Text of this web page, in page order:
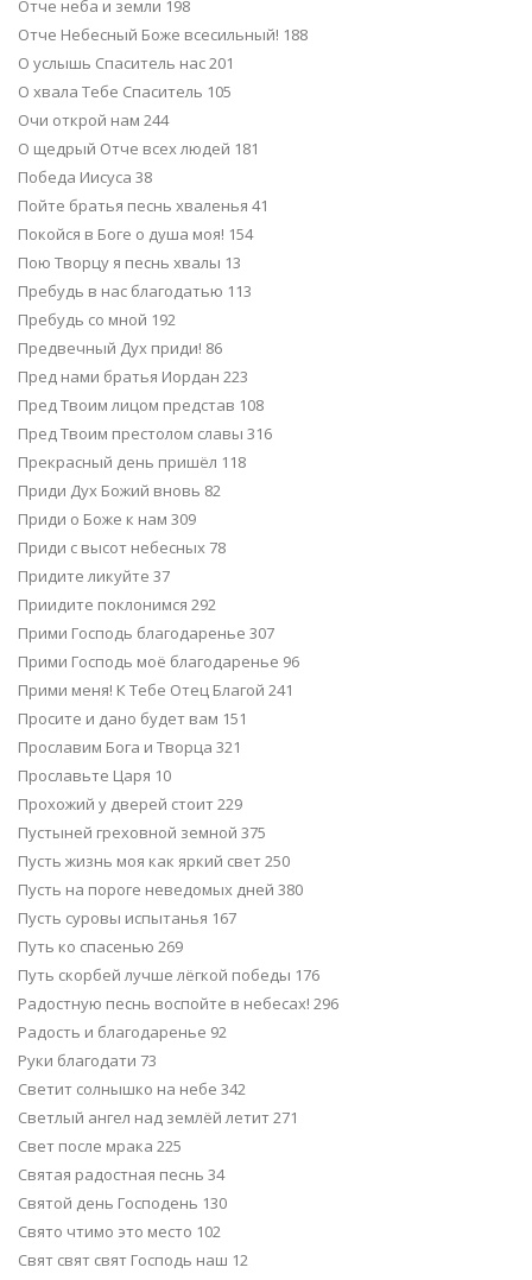
Отче неба и земли 198
Отче Небесный Боже всесильный! 188
О услышь Спаситель нас 201
О хвала Тебе Спаситель 105
Очи открой нам 244
О щедрый Отче всех людей 181
Победа Иисуса 38
Пойте братья песнь хваленья 41
Покойся в Боге о душа моя! 154
Пою Творцу я песнь хвалы 13
Пребудь в нас благодатью 113
Пребудь со мной 192
Предвечный Дух приди! 86
Пред нами братья Иордан 223
Пред Твоим лицом представ 108
Пред Твоим престолом славы 316
Прекрасный день пришёл 118
Приди Дух Божий вновь 82
Приди о Боже к нам 309
Приди с высот небесных 78
Придите ликуйте 37
Приидите поклонимся 292
Прими Господь благодаренье 307
Прими Господь моё благодаренье 96
Прими меня! К Тебе Отец Благой 241
Просите и дано будет вам 151
Прославим Бога и Творца 321
Прославьте Царя 10
Прохожий у дверей стоит 229
Пустыней греховной земной 375
Пусть жизнь моя как яркий свет 250
Пусть на пороге неведомых дней 380
Пусть суровы испытанья 167
Путь ко спасенью 269
Путь скорбей лучше лёгкой победы 176
Радостную песнь воспойте в небесах! 296
Радость и благодаренье 92
Руки благодати 73
Светит солнышко на небе 342
Светлый ангел над землёй летит 271
Свет после мрака 225
Святая радостная песнь 34
Святой день Господень 130
Свято чтимо это место 102
Свят свят свят Господь наш 12